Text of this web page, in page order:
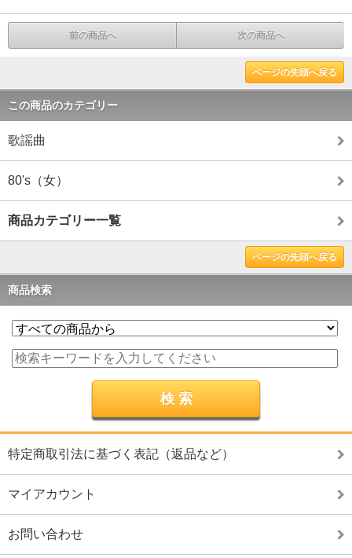
前の商品へ 次の商品へ
ページの先頭へ戻る
この商品のカテゴリー
歌謡曲
80's（女）
商品カテゴリー一覧
ページの先頭へ戻る
商品検索
特定商取引法に基づく表記（返品など）
マイアカウント
お問い合わせ